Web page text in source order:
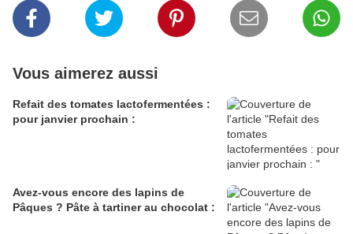
Vous aimerez aussi
Refait des tomates lactofermentées :
pour janvier prochain :
Avez-vous encore des lapins de
Pâques ? Pâte à tartiner au chocolat :